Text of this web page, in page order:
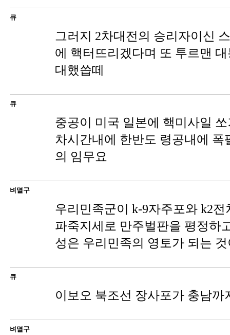
큐
그러지 2차대전의 승리자이신
에 핵터뜨리겠다며 또 투르맨
대했씁떼
큐
중공이 미국 일본에 핵미사일
차시간내에 한반도 령공내에 폭
의 임무요
벼멸구
우리민족군이 k-9자주포와 k2전
파죽지세로 만주벌판을 평정하
성은 우리민족의 영토가 되는
큐
이보오 북조선 장사포가 충남까
벼멸구